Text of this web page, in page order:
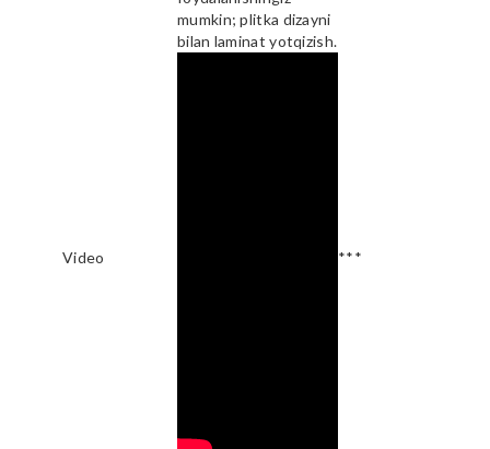
mumkin; plitka dizayni
bilan laminat yotqizish.
Video ***